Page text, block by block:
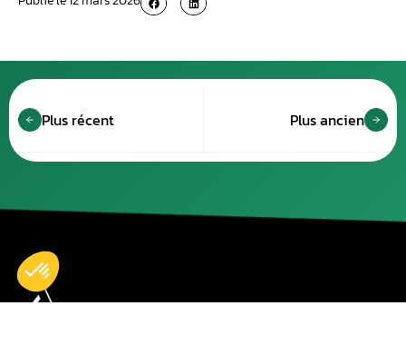
Plus récent Plus ancien